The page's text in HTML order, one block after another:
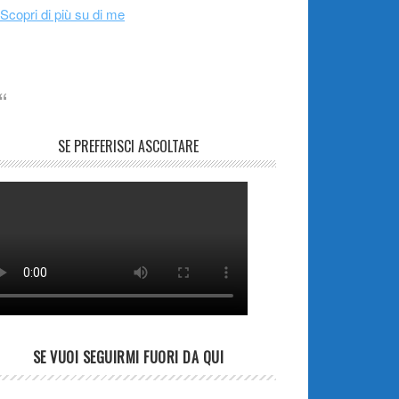
Scopri di più su di me
SE PREFERISCI ASCOLTARE
SE VUOI SEGUIRMI FUORI DA QUI